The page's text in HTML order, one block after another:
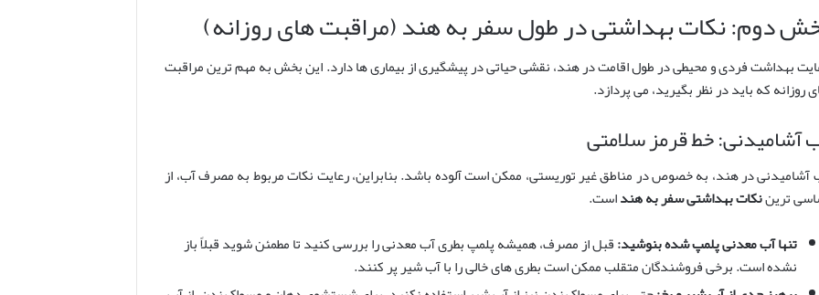
دوم: نکات بهداشتی در طول سفر به هند (مراقبت های روزانه)
بهداشت فردی و محیطی در طول اقامت در هند، نقشی حیاتی در پیشگیری از بیماری ها دارد. این بخش به مهم ترین مراقبت
روزانه که باید در نظر بگیرید، می پردازد.
آشامیدنی: خط قرمز سلامتی
آشامیدنی در هند، به خصوص در مناطق غیر توریستی، ممکن است آلوده باشد. بنابراین، رعایت نکات مربوط به مصرف آب، از
تریننکات بهداشتی سفر به هنداست.
تنها آب معدنی پلمپ شده بنوشید:قبل از مصرف، همیشه پلمپ بطری آب معدنی را بررسی کنید تا مطمئن شوید قبلاً باز
نشده است. برخی فروشندگان متقلب ممکن است بطری های خالی را با آب شیر پر کنند.